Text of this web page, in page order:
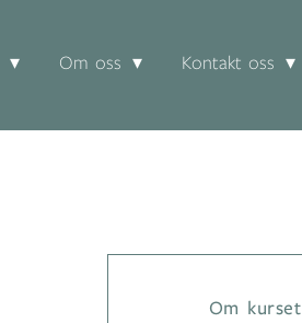
Om oss Kontakt oss
Om kurset